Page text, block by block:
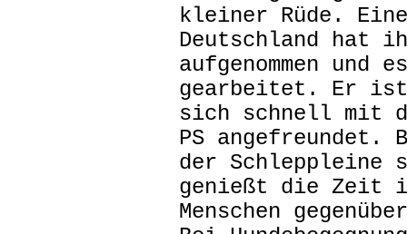
kleiner Rüde.
Deutschland hat
aufgenommen und
gearbeitet. Er
sich schnell mit
PS angefreundet.
der Schleppleine
genießt die Zeit
Menschen